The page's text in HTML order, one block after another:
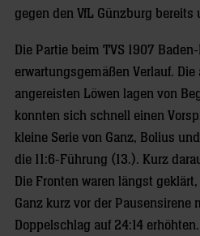
gegen den VfL Günzburg bereits
Die Partie beim TVS 1907
erwartungsgemäßen Verlauf. Die
angereisten Löwen lagen von
konnten sich schnell einen
kleine Serie von Ganz, Bolius
die 11:6-Führung (13.). Kurz
Die Fronten waren längst
Ganz kurz vor der Pausensirene
Doppelschlag auf 24:14 erhöhten.